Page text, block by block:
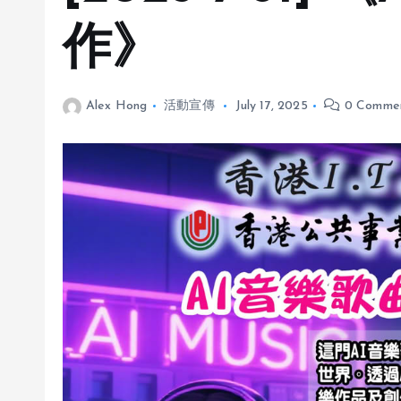
作》
Alex Hong 活動宣傳 July 17, 2025 0